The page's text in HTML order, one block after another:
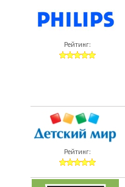
Рейтинг:
Рейтинг: